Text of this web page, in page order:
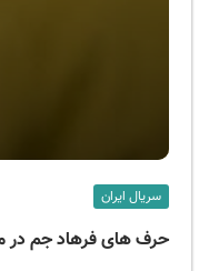
سریال ایران
حرف های فرهاد جم در